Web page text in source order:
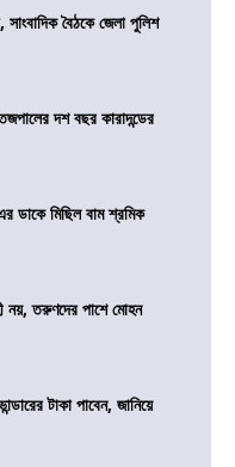
সাংবাদিক বৈঠকে জেলা পুলিশ
দশ বছর কারাদন্ডের
ডাকে মিছিল বাম শ্রমিক
নয়, তরুণদের পাশে মোহন
টাকা পাবেন, জানিয়ে